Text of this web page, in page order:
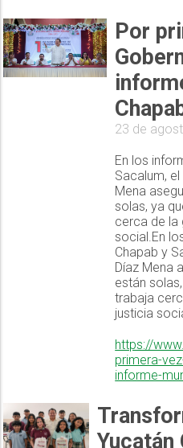
Por
23 de
En los
Sacalum,
Mena
solas, ya
cerca de la
social.En
Chapab y
Díaz Mena
están
trabaja
justicia
https://
primera-
informe-
Yucatán